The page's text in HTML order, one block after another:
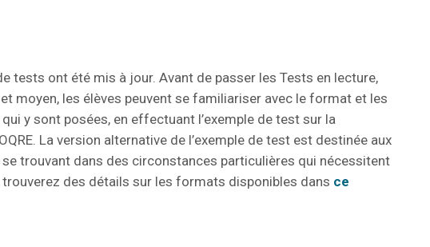
tests ont été mis à jour. Avant de passer les Tests en lecture,
moyen, les élèves peuvent se familiariser avec le format et les
y sont posées, en effectuant l’exemple de test sur la
La version alternative de l’exemple de test est destinée aux
trouvant dans des circonstances particulières qui nécessitent
des détails sur les formats disponibles dans ce